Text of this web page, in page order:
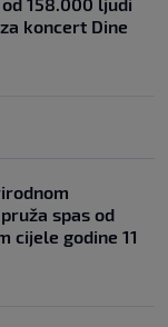
koncert Dine
spas od
cijele godine 11